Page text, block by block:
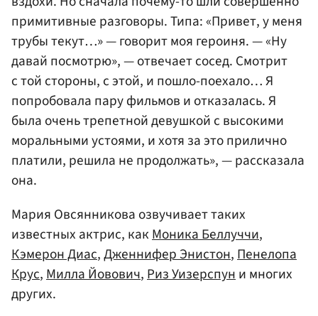
примитивные разговоры. Типа: «Привет, у меня
трубы текут…» — говорит моя героиня. — «Ну
давай посмотрю», — отвечает сосед. Смотрит
с той стороны, с этой, и пошло-поехало… Я
попробовала пару фильмов и отказалась. Я
была очень трепетной девушкой с высокими
моральными устоями, и хотя за это прилично
платили, решила не продолжать», — рассказала
она.
Мария Овсянникова озвучивает таких
известных актрис, как Моника Беллуччи,
Кэмерон Диас,Дженнифер Энистон, Пенелопа
Крус, Милла Йовович, Риз Уизерспун и многих
других.